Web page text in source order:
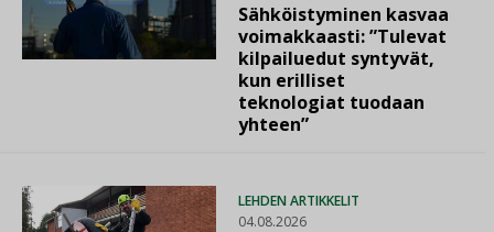
Sähköistyminen kasvaa
voimakkaasti: ”Tulevat
kilpailuedut syntyvät,
kun erilliset
teknologiat tuodaan
yhteen”
LEHDEN ARTIKKELIT
04.08.2026